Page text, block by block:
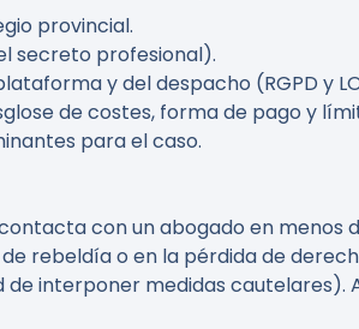
provincial.
secreto profesional).
y del despacho (RGPD y
de costes, forma de pago y
para el caso.
con un abogado en menos
rebeldía o en la pérdida de
interponer medidas